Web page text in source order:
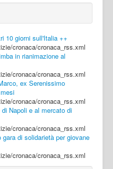
10 giorni sull'Italia ++
cronaca/cronaca_rss.xml
in rianimazione al
cronaca/cronaca_rss.xml
ex Serenissimo
cronaca/cronaca_rss.xml
Napoli e al mercato di
cronaca/cronaca_rss.xml
di solidarietà per giovane
cronaca/cronaca_rss.xml